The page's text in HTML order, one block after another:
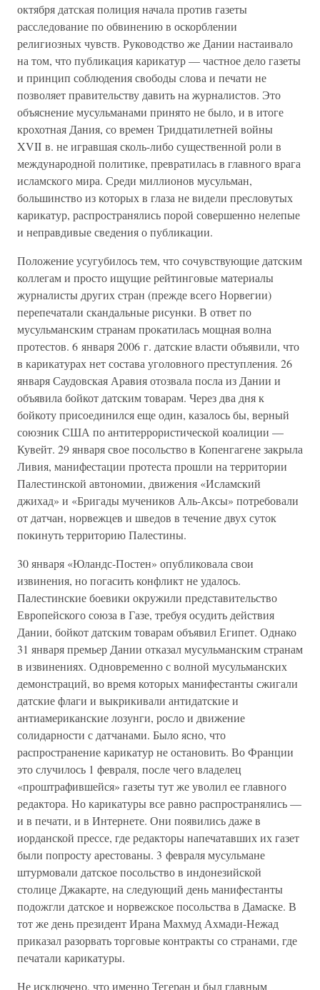
октября датская полиция начала против газеты
расследование по обвинению в оскорблении
религиозных чувств. Руководство же Дании настаивало
на том, что публикация карикатур — частное дело газеты
и принцип соблюдения свободы слова и печати не
позволяет правительству давить на журналистов. Это
объяснение мусульманами принято не было, и в итоге
крохотная Дания, со времен Тридцатилетней войны
XVII в. не игравшая сколь-либо существенной роли в
международной политике, превратилась в главного врага
исламского мира. Среди миллионов мусульман,
большинство из которых в глаза не видели пресловутых
карикатур, распространялись порой совершенно нелепые
и неправдивые сведения о публикации.
Положение усугубилось тем, что сочувствующие датским
коллегам и просто ищущие рейтинговые материалы
журналисты других стран (прежде всего Норвегии)
перепечатали скандальные рисунки. В ответ по
мусульманским странам прокатилась мощная волна
протестов. 6 января 2006 г. датские власти объявили, что
в карикатурах нет состава уголовного преступления. 26
января Саудовская Аравия отозвала посла из Дании и
объявила бойкот датским товарам. Через два дня к
бойкоту присоединился еще один, казалось бы, верный
союзник США по антитеррористической коалиции —
Кувейт. 29 января свое посольство в Копенгагене закрыла
Ливия, манифестации протеста прошли на территории
Палестинской автономии, движения «Исламский
джихад» и «Бригады мучеников Аль-Аксы» потребовали
от датчан, норвежцев и шведов в течение двух суток
покинуть территорию Палестины.
30 января «Юландс-Постен» опубликовала свои
извинения, но погасить конфликт не удалось.
Палестинские боевики окружили представительство
Европейского союза в Газе, требуя осудить действия
Дании, бойкот датским товарам объявил Египет. Однако
31 января премьер Дании отказал мусульманским странам
в извинениях. Одновременно с волной мусульманских
демонстраций, во время которых манифестанты сжигали
датские флаги и выкрикивали антидатские и
антиамериканские лозунги, росло и движение
солидарности с датчанами. Было ясно, что
распространение карикатур не остановить. Во Франции
это случилось 1 февраля, после чего владелец
«проштрафившейся» газеты тут же уволил ее главного
редактора. Но карикатуры все равно распространялись —
и в печати, и в Интернете. Они появились даже в
иорданской прессе, где редакторы напечатавших их газет
были попросту арестованы. 3 февраля мусульмане
штурмовали датское посольство в индонезийской
столице Джакарте, на следующий день манифестанты
подожгли датское и норвежское посольства в Дамаске. В
тот же день президент Ирана Махмуд Ахмади-Нежад
приказал разорвать торговые контракты со странами, где
печатали карикатуры.
Не исключено, что именно Тегеран и был главным